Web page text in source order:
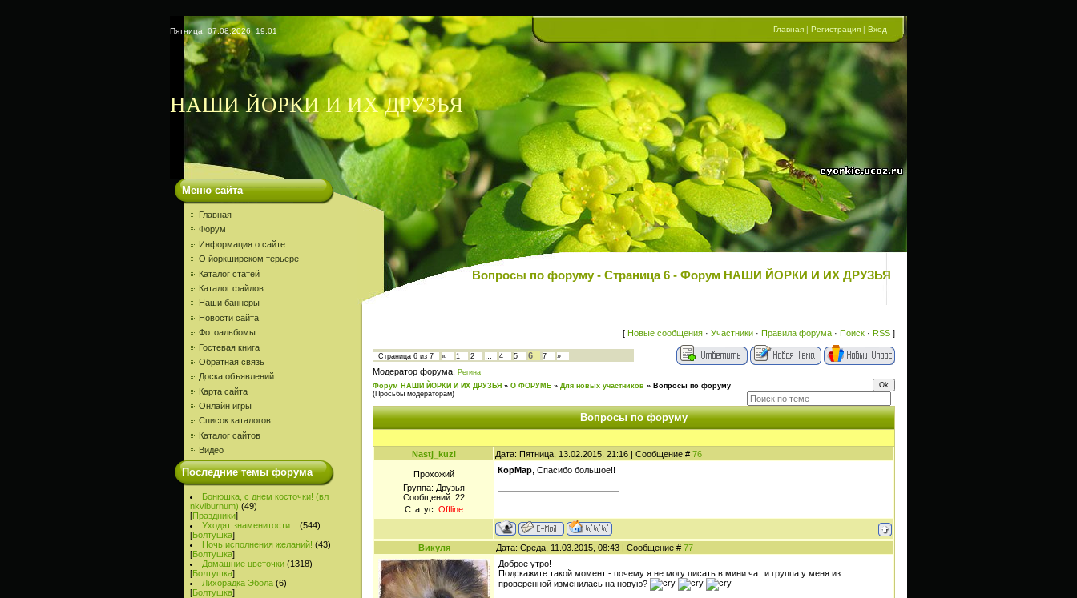
Пятница, 07.08.2026, 19:01 Главная | Регистрация | Вход
НАШИ ЙОРКИ И ИХ ДРУЗЬЯ
Меню сайта
Главная
Форум
Информация о сайте
О йоркширском терьере
Каталог статей
Каталог файлов
Наши баннеры
Новости сайта
Фотоальбомы
Гостевая книга
Обратная связь
Доска объявлений
Карта сайта
Онлайн игры
Список каталогов
Каталог сайтов
Видео
Последние темы форума
Бонюшка, с днем косточки! (вл
nkviburnum) (49)
[Праздники]
Уходят знаменитости...
(544)
[Болтушка]
Ночь исполнения желаний! (43)
[Болтушка]
Домашние цветочки (1318)
[Болтушка]
Лихорадка Эбола (6)
[Болтушка]
Вопросы по форуму - Страница 6 - Форум НАШИ ЙОРКИ И ИХ ДРУЗЬЯ
[ Новые сообщения · Участники · Правила форума · Поиск · RSS ]
Страница 6 из 7 « 1 2 … 4 5 6 7 »
Модератор форума: Регина
Форум НАШИ ЙОРКИ И ИХ ДРУЗЬЯ » О ФОРУМЕ » Для новых участников » Вопросы по форуму
(Просьбы модераторам)
Вопросы по форуму
Nastj_kuzi Дата: Пятница, 13.02.2015, 21:16 | Сообщение # 76
Прохожий
Группа: Друзья
Сообщений: 22
Статус: Offline
КорМар , Спасибо большое!!
Викуля Дата: Среда, 11.03.2015, 08:43 | Сообщение # 77
Доброе утро!
Подскажите такой момент - почему я не могу писать в мини чат и группа у меня из
проверенной изменилась на новую?